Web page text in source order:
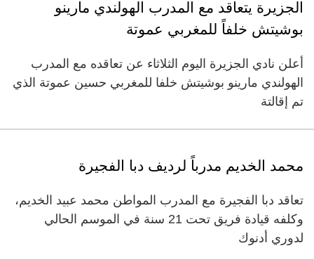
الجزيرة يتعاقد مع المدرب الهولندي مارينو
بوشيتش خلفاً للمغربي عموتة
أعلن نادي الجزيرة اليوم الثلاثاء عن تعاقده مع المدرب
الهولندي مارينو بوشيتش خلفا للمغربي حسين عموتة الذي
تم إقالتة
محمد الخديم مدرباً لرديف دبا الفجيرة
تعاقد دبا الفجيرة مع المدرب المواطن محمد عبيد الخديم،
وكلفه قيادة فريق تحت 21 سنة في الموسم الحالي
لدوري أدنوك